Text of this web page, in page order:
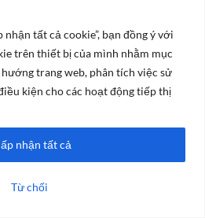
nhận tất cả cookie”, bạn đồng ý với
trên thiết bị của mình nhằm mục
trang web, phân tích việc sử
kiện cho các hoạt động tiếp thị
Từ chối
nhận tất cả